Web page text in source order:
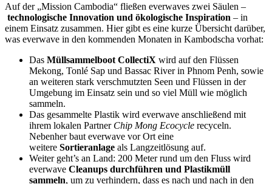
Auf der „Mission Cambodia“ fließen everwaves zwei Säulen –
technologische Innovation und ökologische Inspiration – in
einem Einsatz zusammen. Hier gibt es eine kurze Übersicht darüber,
was everwave in den kommenden Monaten in Kambodscha vorhat:
Das Müllsammelboot CollectiX wird auf den Flüssen
Mekong, Tonlé Sap und Bassac River in Phnom Penh, sowie
an weiteren stark verschmutzten Seen und Flüssen in der
Umgebung im Einsatz sein und so viel Müll wie möglich
sammeln.
Das gesammelte Plastik wird everwave anschließend mit
ihrem lokalen Partner Chip Mong Ecocycle recyceln.
Nebenher baut everwave vor Ort eine
weitere Sortieranlage als Langzeitlösung auf.
Weiter geht’s an Land: 200 Meter rund um den Fluss wird
everwave Cleanups durchführen und Plastikmüll
sammeln, um zu verhindern, dass es nach und nach in den